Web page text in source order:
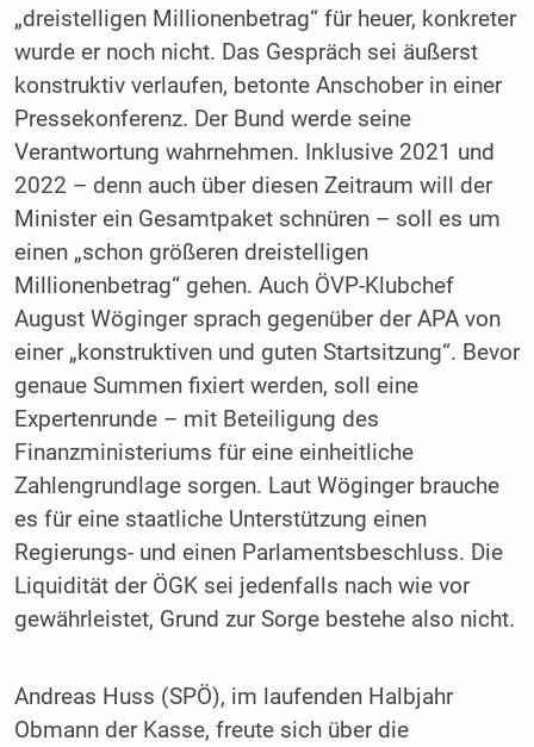
„dreistelligen Millionenbetrag“ für heuer, konkreter
wurde er noch nicht. Das Gespräch sei äußerst
konstruktiv verlaufen, betonte Anschober in einer
Pressekonferenz. Der Bund werde seine
Verantwortung wahrnehmen. Inklusive 2021 und
2022 – denn auch über diesen Zeitraum will der
Minister ein Gesamtpaket schnüren – soll es um
einen „schon größeren dreistelligen
Millionenbetrag“ gehen. Auch ÖVP-Klubchef
August Wöginger sprach gegenüber der APA von
einer „konstruktiven und guten Startsitzung“. Bevor
genaue Summen fixiert werden, soll eine
Expertenrunde – mit Beteiligung des
Finanzministeriums für eine einheitliche
Zahlengrundlage sorgen. Laut Wöginger brauche
es für eine staatliche Unterstützung einen
Regierungs- und einen Parlamentsbeschluss. Die
Liquidität der ÖGK sei jedenfalls nach wie vor
gewährleistet, Grund zur Sorge bestehe also nicht.
Andreas Huss (SPÖ), im laufenden Halbjahr
Obmann der Kasse, freute sich über die